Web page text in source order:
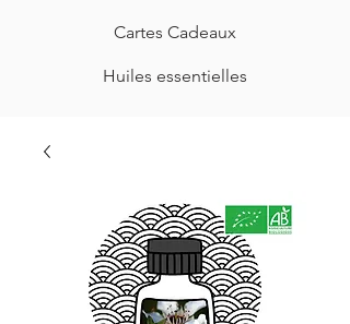
Cartes Cadeaux
Huiles essentielles